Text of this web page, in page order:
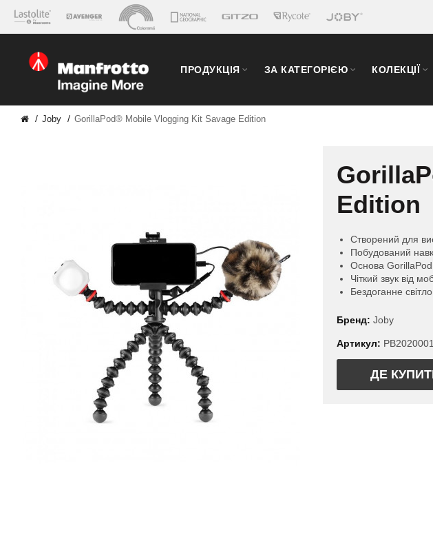
ПРОДУКЦІЯ ЗА КАТЕГОРІЄЮ КОЛЕКЦІЇ
Joby GorillaPod® Mobile Vlogging Kit Savage Edition
Edition
Створений для
Побудований
Основа
Чіткий звук від
Бездоганне
Бренд: Joby
Артикул:
ДЕ